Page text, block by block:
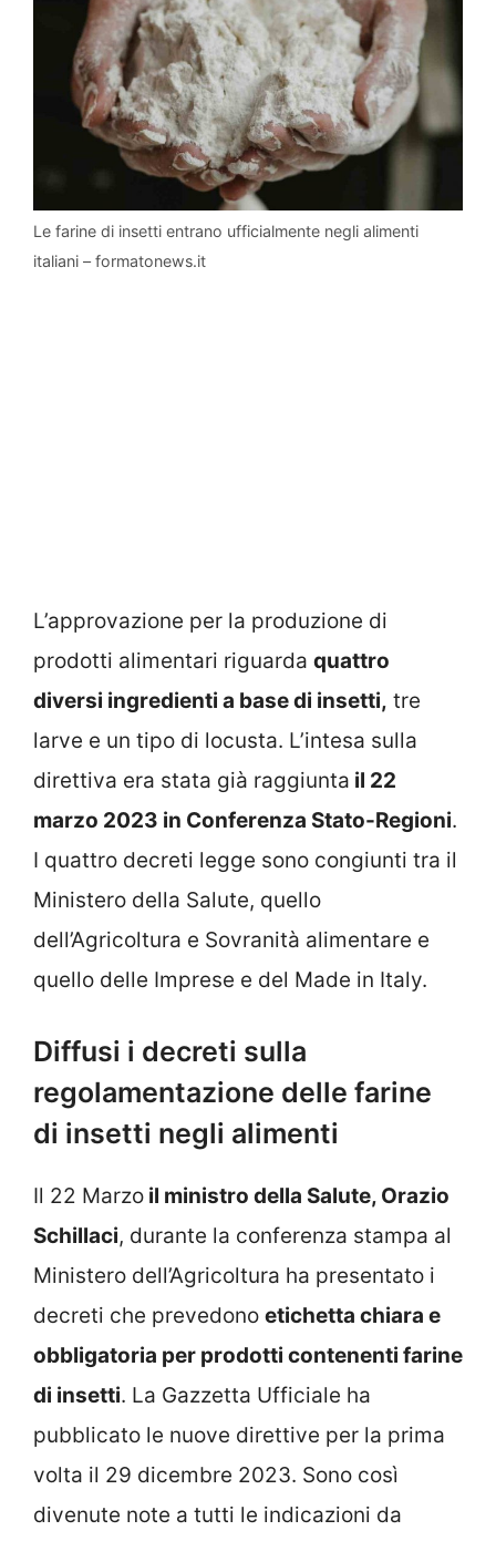
Le farine di insetti entrano ufficialmente negli alimenti
italiani – formatonews.it
L’approvazione per la produzione di
prodotti alimentari riguarda quattro
diversi ingredienti a base di insetti, tre
larve e un tipo di locusta. L’intesa sulla
direttiva era stata già raggiunta il 22
marzo 2023 in Conferenza Stato-Regioni.
I quattro decreti legge sono congiunti tra il
Ministero della Salute, quello
dell’Agricoltura e Sovranità alimentare e
quello delle Imprese e del Made in Italy.
Diffusi i decreti sulla
regolamentazione delle farine
di insetti negli alimenti
Il 22 Marzo il ministro della Salute, Orazio
Schillaci, durante la conferenza stampa al
Ministero dell’Agricoltura ha presentato i
decreti che prevedono etichetta chiara e
obbligatoria per prodotti contenenti farine
di insetti. La Gazzetta Ufficiale ha
pubblicato le nuove direttive per la prima
volta il 29 dicembre 2023. Sono così
divenute note a tutti le indicazioni da